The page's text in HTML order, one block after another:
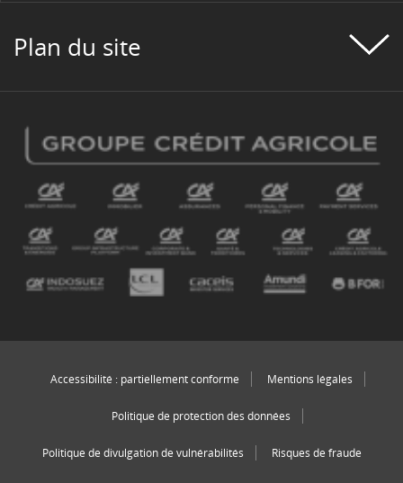
Plan du site
Accessibilité : partiellement conforme Mentions légales
Politique de protection des données
Politique de divulgation de vulnérabilités Risques de fraude